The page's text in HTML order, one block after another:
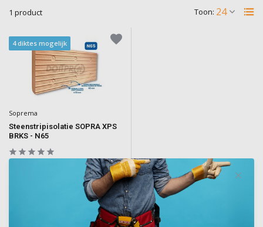
1 product Toon:
4 diktes mogelijk
Soprema
Steenstripisolatie SOPRA XPS
BRKS - N65
Gefreesde XPS isolatieplaten,
voorzien van voeglijnen voor een
NORMALE VOEG en steenstrips van